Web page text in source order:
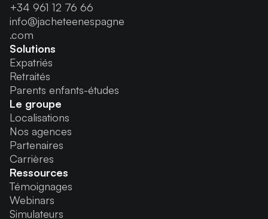
+34 961 12 76 66
info@jacheteenespagne
.com
Solutions
Expatriés
Retraités
Parents enfants-études
Le groupe
Localisations
Nos agences
Partenaires
Carrières
Ressources
Témoignages
Webinars
Simulateurs